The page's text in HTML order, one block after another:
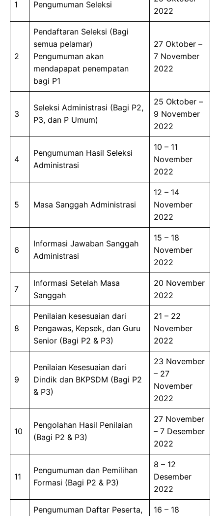
1 Pengumuman Seleksi
2022
2
Pendaftaran Seleksi (Bagi
semua pelamar)
Pengumuman akan
mendapapat penempatan
bagi P1
27 Oktober –
7 November
2022
3
Seleksi Administrasi (Bagi P2,
P3, dan P Umum)
25 Oktober –
9 November
2022
4
Pengumuman Hasil Seleksi
Administrasi
10 – 11
November
2022
5 Masa Sanggah Administrasi
12 – 14
November
2022
6
Informasi Jawaban Sanggah
Administrasi
15 – 18
November
2022
7
Informasi Setelah Masa
Sanggah
20 November
2022
8
Penilaian kesesuaian dari
Pengawas, Kepsek, dan Guru
Senior (Bagi P2 & P3)
21 – 22
November
2022
9
Penilaian Kesesuaian dari
Dindik dan BKPSDM (Bagi P2
& P3)
23 November
– 27
November
2022
10
Pengolahan Hasil Penilaian
(Bagi P2 & P3)
27 November
– 7 Desember
2022
11
Pengumuman dan Pemilihan
Formasi (Bagi P2 & P3)
8 – 12
Desember
2022
Pengumuman Daftar Peserta,
16 – 18